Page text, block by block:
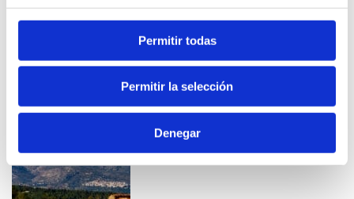
Permitir todas
Permitir la selección
Denegar